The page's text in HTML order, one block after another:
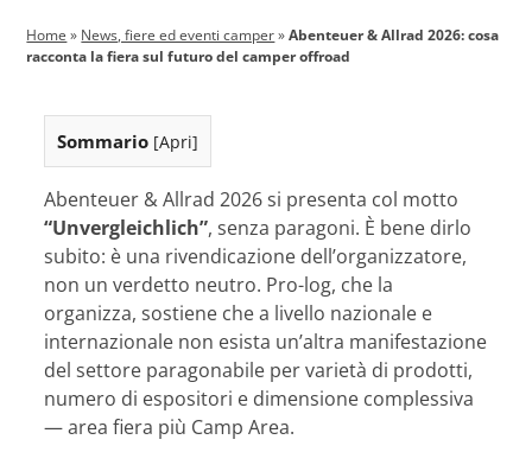
Home » News, fiere ed eventi camper»Abenteuer & Allrad 2026: cosa
racconta la fiera sul futuro del camper offroad
Sommario [Apri]
Abenteuer & Allrad 2026 si presenta col motto
“Unvergleichlich”, senza paragoni. È bene dirlo
subito: è una rivendicazione dell’organizzatore,
non un verdetto neutro. Pro-log, che la
organizza, sostiene che a livello nazionale e
internazionale non esista un’altra manifestazione
del settore paragonabile per varietà di prodotti,
numero di espositori e dimensione complessiva
— area fiera più Camp Area.